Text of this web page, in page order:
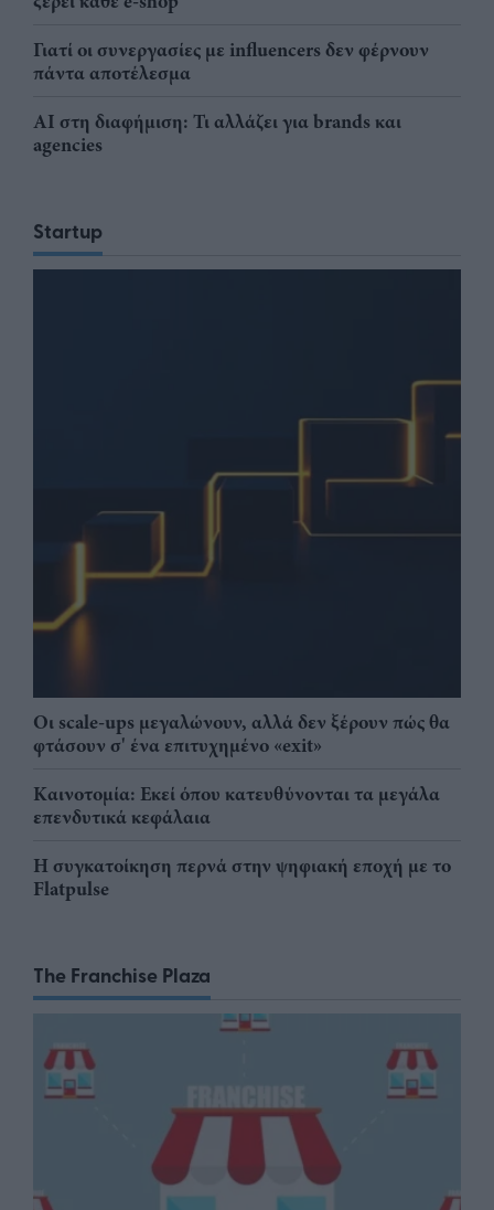
Γιατί οι συνεργασίες με influencers δεν φέρνουν
πάντα αποτέλεσμα
AI στη διαφήμιση: Τι αλλάζει για brands και
agencies
Startup
Οι scale-ups μεγαλώνουν, αλλά δεν ξέρουν πώς θα
φτάσουν σ' ένα επιτυχημένο «exit»
Καινοτομία: Εκεί όπου κατευθύνονται τα μεγάλα
επενδυτικά κεφάλαια
Η συγκατοίκηση περνά στην ψηφιακή εποχή με το
Flatpulse
The Franchise Plaza